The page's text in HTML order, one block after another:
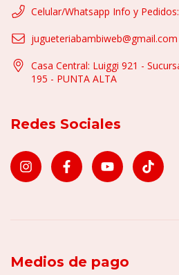
Celular/Whatsapp Info y
jugueteriabambiweb@gmail.com
Casa Central: Luiggi 921 -
195 - PUNTA ALTA
Redes Sociales
Medios de pago